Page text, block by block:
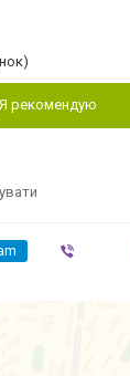
Я рекомендую